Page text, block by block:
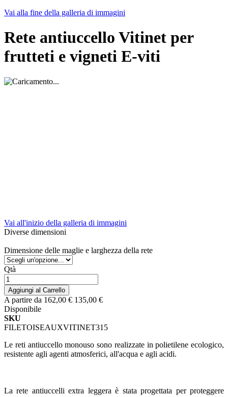
Vai alla fine della galleria di immagini
Rete antiuccello Vitinet per
frutteti e vigneti E-viti
Vai all'inizio della galleria di immagini
Diverse dimensioni
Dimensione delle maglie e larghezza della rete
Qtà
Aggiungi al Carrello
A partire da 162,00 € 135,00 €
Disponibile
SKU
FILETOISEAUXVITINET315
Le reti antiuccello monouso sono realizzate in polietilene ecologico,
resistente agli agenti atmosferici, all'acqua e agli acidi.
La rete antiuccelli extra leggera è stata progettata per proteggere